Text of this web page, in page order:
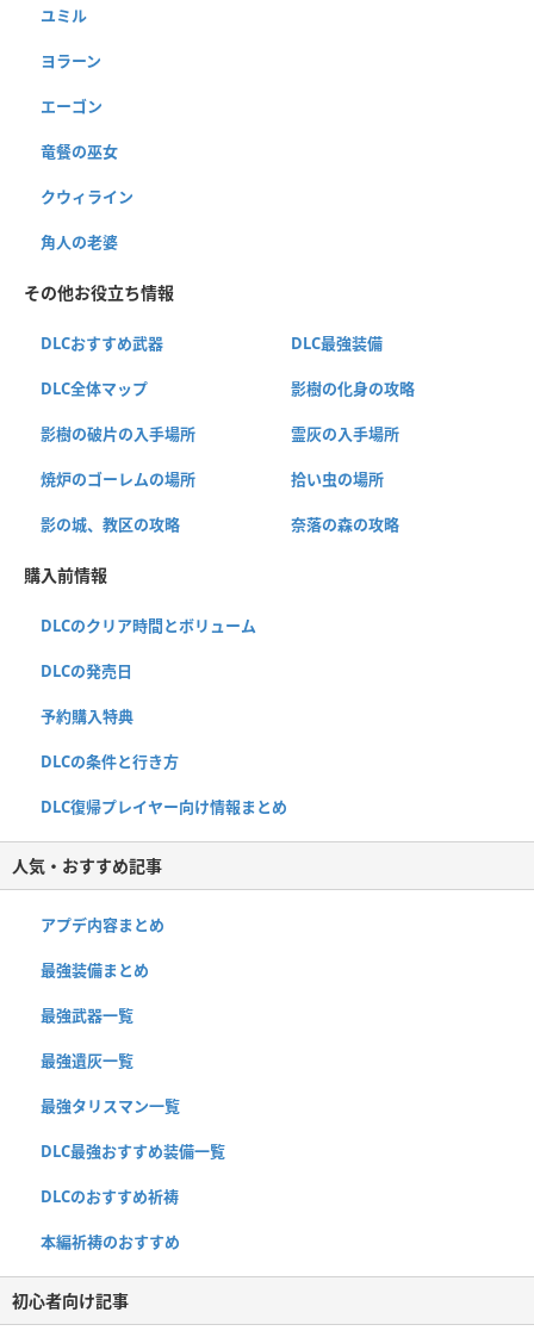
ユミル
ヨラーン
エーゴン
竜餐の巫女
クウィライン
角人の老婆
その他お役立ち情報
DLCおすすめ武器 DLC最強装備
DLC全体マップ 影樹の化身の攻略
影樹の破片の入手場所 霊灰の入手場所
焼炉のゴーレムの場所 拾い虫の場所
影の城、教区の攻略 奈落の森の攻略
購入前情報
DLCのクリア時間とボリューム
DLCの発売日
予約購入特典
DLCの条件と行き方
DLC復帰プレイヤー向け情報まとめ
人気・おすすめ記事
アプデ内容まとめ
最強装備まとめ
最強武器一覧
最強遺灰一覧
最強タリスマン一覧
DLC最強おすすめ装備一覧
DLCのおすすめ祈祷
本編祈祷のおすすめ
初心者向け記事